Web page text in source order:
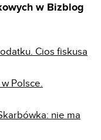
w Bizblog
Cios fiskusa
Polsce.
nie ma